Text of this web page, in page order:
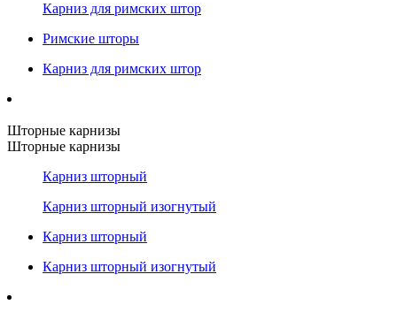
Карниз для римских штор
Римские шторы
Карниз для римских штор
Шторные карнизы
Шторные карнизы
Карниз шторный
Карниз шторный изогнутый
Карниз шторный
Карниз шторный изогнутый